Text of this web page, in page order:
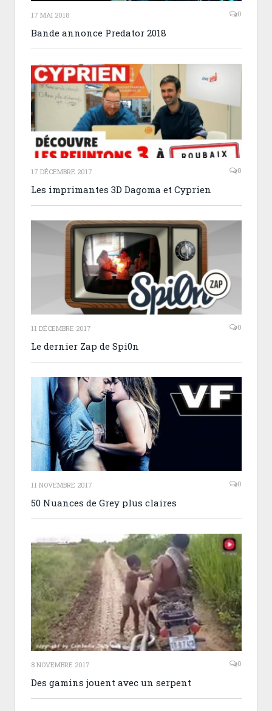
17 MAI 2018 0
Bande annonce Predator 2018
17 DÉCEMBRE 2017 0
Les imprimantes 3D Dagoma et Cyprien
11 DÉCEMBRE 2017 0
Le dernier Zap de Spi0n
11 NOVEMBRE 2017 0
50 Nuances de Grey plus claires
8 NOVEMBRE 2017 0
Des gamins jouent avec un serpent